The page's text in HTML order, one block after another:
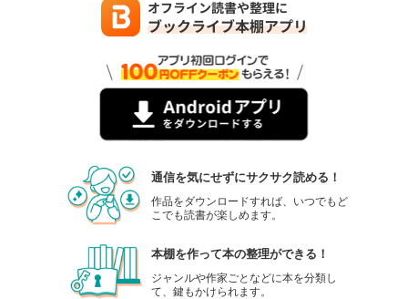
通信を気にせずにサクサク読める！
作品をダウンロードすれば、いつでもど
こでも読書が楽しめます。
本棚を作って本の整理ができる！
ジャンルや作家ごとなどに本を分類し
て、鍵もかけられます。